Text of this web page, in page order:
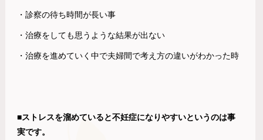
・診察の待ち時間が長い事
・治療をしても思うような結果が出ない
・治療を進めていく中で夫婦間で考え方の違いがわかった時
■ストレスを溜めていると不妊症になりやすいというのは事
実です。